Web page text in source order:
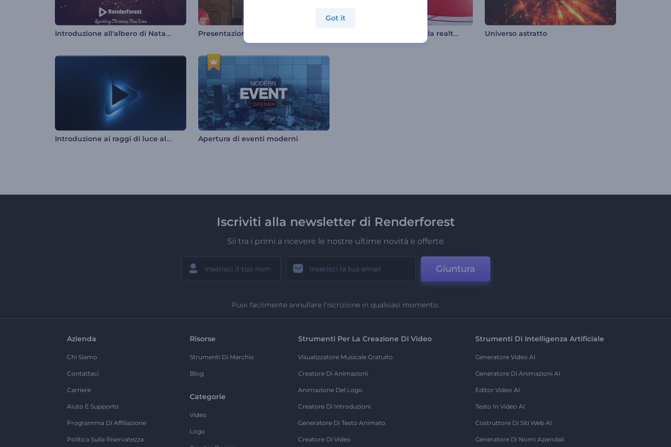
Introduzione all'albero di Natale scintillante Rivelazione del logo della realtà geometrica Universo astratto
Introduzione ai raggi di luce al neon Apertura di eventi moderni
Iscriviti alla newsletter di Renderforest
Sii tra i primi a ricevere le nostre ultime novità e offerte
Giuntura
Puoi facilmente annullare l'iscrizione in qualsiasi momento.
Azienda
Chi Siamo
Contattaci
Carriere
Aiuto E Supporto
Programma Di Affiliazione
Politica Sulla Riservatezza
Risorse
Strumenti Di Marchio
Blog
Categorie
Video
Logo
Strumenti Per La Creazione Di Video
Visualizzatore Musicale Gratuito
Creatore Di Animazioni
Animazione Del Logo
Creatore Di Introduzioni
Generatore Di Testo Animato
Creatore Di Video
Strumenti Di Intelligenza Artificiale
Generatore Video AI
Generatore Di Animazioni AI
Editor Video AI
Testo In Video AI
Costruttore Di Siti Web AI
Generatore Di Nomi Aziendali
Got it